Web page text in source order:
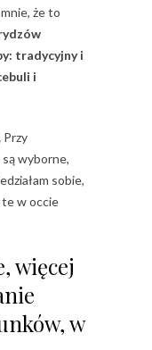
że to
tradycyjny i
i
Przy
wyborne,
sobie,
te w occie
więcej
w